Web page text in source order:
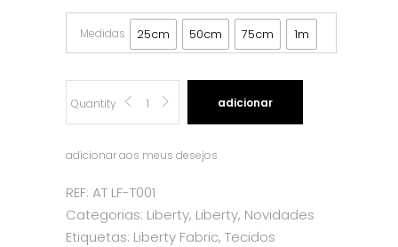
Medidas 25cm 50cm 75cm 1m
Liberty
Fabrics
-
Thorpe
Quantity adicionar
adicionar aos meus desejos
REF: AT LF-T001
Categorias: Liberty, Liberty, Novidades
Etiquetas: Liberty Fabric, Tecidos